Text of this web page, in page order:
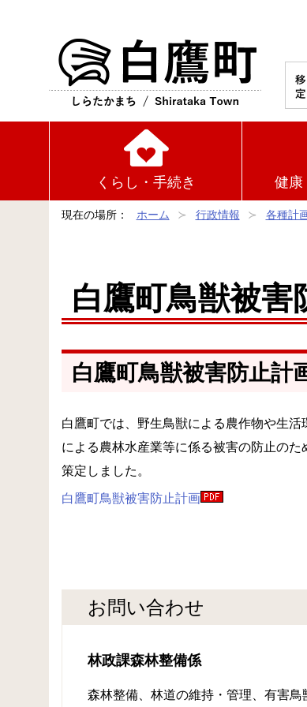
くらし・手続き 健康
現在の場所： ホーム 行政情報 各種計
白鷹町鳥獣被害
白鷹町鳥獣被害防止計
白鷹町では、野生鳥獣による農作物や生
による農林水産業等に係る被害の防止の
策定しました。
白鷹町鳥獣被害防止計画
お問い合わせ
林政課森林整備係
森林整備、林道の維持・管理、有害鳥